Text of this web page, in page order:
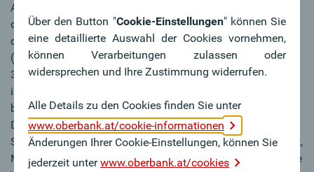
Arbeitsumfeld. Aus gesetzlichen Gründen weisen wir
darauf hin, dass das kollektivvertragliche Bruttogehalt für
diese Tätigkeit und für das beschriebene Profil
(abgeschlossenes Magister-/Masterstudium) mindestens
3.724,82 € beträgt. Eine deutliche Überzahlung ist
insbesondere bei einschlägiger Berufserfahrung und
besonderer Qualifikation selbstverständlich möglich.
Darüber hinaus dürfen Sie sich auf attraktive
Sozialleistungen und Benefits wie bspw. flexible Arbeitszeit,
Mitarbeiterbeteiligung, Fahrtkostenzuschuss für öffentliche
Über den Button "Cookie-Einstellungen" können Sie
eine detaillierte Auswahl der Cookies vornehmen,
können Verarbeitungen zulassen oder
widersprechen und Ihre Zustimmung widerrufen.
Alle Details zu den Cookies finden Sie unter
www.oberbank.at/cookie-informationen
Änderungen Ihrer Cookie-Einstellungen, können Sie
jederzeit unterwww.oberbank.at/cookies